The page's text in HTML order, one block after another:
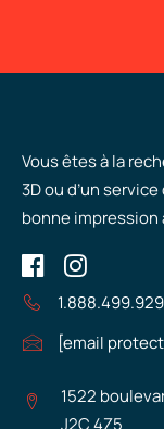
Vous êtes à la
3D ou d’un
bonne impression
[email
1522
J2C 4Z5